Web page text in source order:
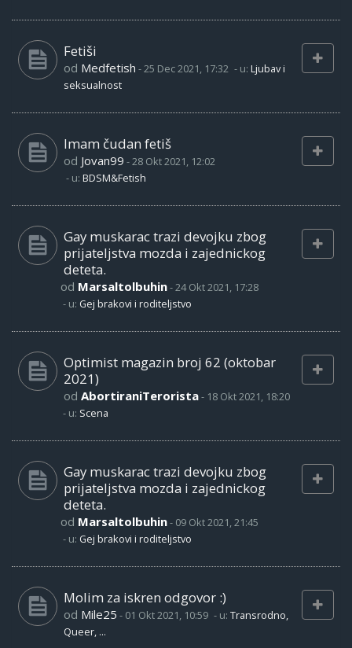
Fetiši
od Medfetish -25 Dec 2021, 17:32 - u: Ljubav i
seksualnost
Imam čudan fetiš
od Jovan99 -28 Okt 2021, 12:02
- u: BDSM&Fetish
Gay muskarac trazi devojku zbog
prijateljstva mozda i zajednickog
deteta.
od Marsaltolbuhin-24 Okt 2021, 17:28
- u: Gej brakovi i roditeljstvo
Optimist magazin broj 62 (oktobar
2021)
od AbortiraniTerorista- 18 Okt 2021, 18:20
- u: Scena
Gay muskarac trazi devojku zbog
prijateljstva mozda i zajednickog
deteta.
od Marsaltolbuhin- 09 Okt 2021, 21:45
- u: Gej brakovi i roditeljstvo
Molim za iskren odgovor :)
od Mile25 - 01 Okt 2021, 10:59 - u: Transrodno,
Queer, ...